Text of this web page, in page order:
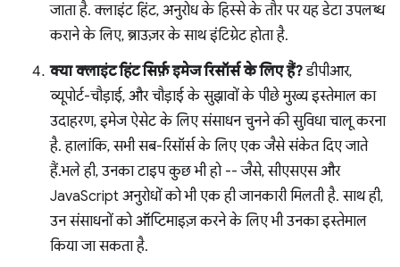
जाता है. क्लाइंट हिंट, अनुरोध के हिस्से के तौर पर यह डेटा उपलब्ध
कराने के लिए, ब्राउज़र के साथ इंटिग्रेट होता है.
क्या क्लाइंट हिंट सिर्फ़ इमेज रिसॉर्स के लिए हैं?डीपीआर,
व्यूपोर्ट-चौड़ाई, और चौड़ाई के सुझावों के पीछे मुख्य इस्तेमाल का
उदाहरण, इमेज ऐसेट के लिए संसाधन चुनने की सुविधा चालू करना
है. हालांकि, सभी सब-रिसॉर्स के लिए एक जैसे संकेत दिए जाते
हैं.भले ही, उनका टाइप कुछ भी हो -- जैसे, सीएसएस और
JavaScript अनुरोधों को भी एक ही जानकारी मिलती है. साथ ही,
उन संसाधनों को ऑप्टिमाइज़ करने के लिए भी उनका इस्तेमाल
किया जा सकता है.